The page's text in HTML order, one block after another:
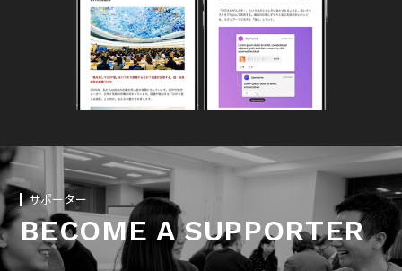
サポーター
BECOME A SUPPORTER